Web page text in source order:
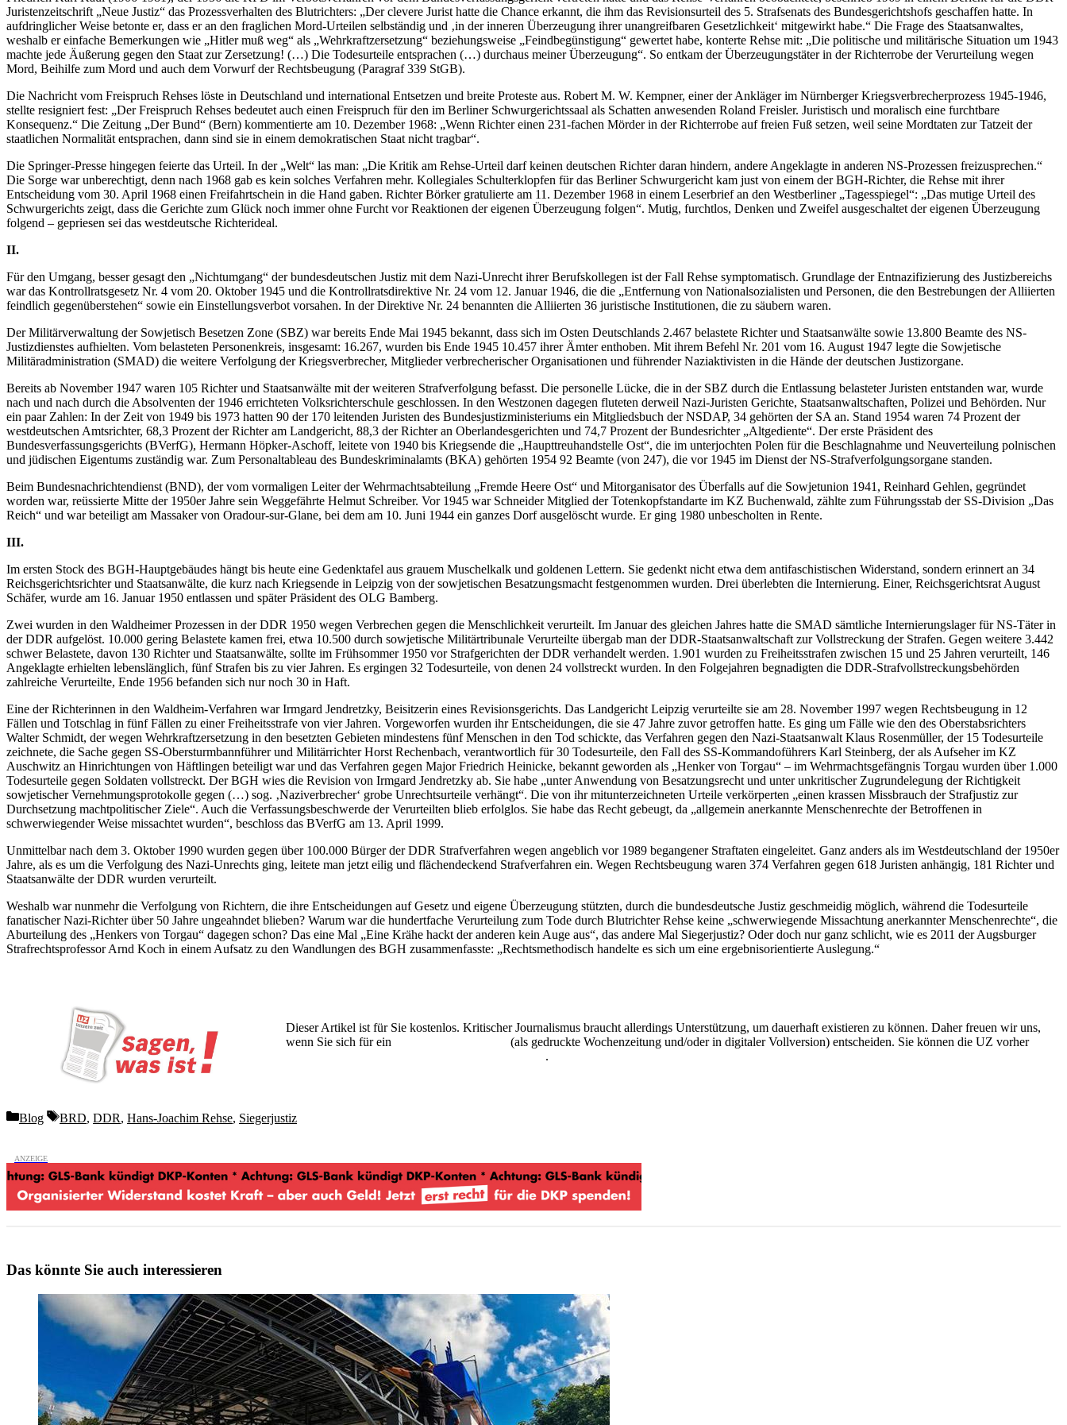
Juristenzeitschrift „Neue Justiz“ das Prozessverhalten des Blutrichters: „Der clevere Jurist hatte die Chance erkannt, die ihm das Revisionsurteil des 5. Strafsenats des Bundesgerichtshofs geschaffen hatte. In
aufdringlicher Weise betonte er, dass er an den fraglichen Mord-Urteilen selbständig und ‚in der inneren Überzeugung ihrer unangreifbaren Gesetzlichkeit‘ mitgewirkt habe.“ Die Frage des Staatsanwaltes,
weshalb er einfache Bemerkungen wie „Hitler muß weg“ als „Wehrkraftzersetzung“ beziehungsweise „Feindbegünstigung“ gewertet habe, konterte Rehse mit: „Die politische und militärische Situation um 1943
machte jede Äußerung gegen den Staat zur Zersetzung! (…) Die Todesurteile entsprachen (…) durchaus meiner Überzeugung“. So entkam der Überzeugungstäter in der Richterrobe der Verurteilung wegen
Mord, Beihilfe zum Mord und auch dem Vorwurf der Rechtsbeugung (Paragraf 339 StGB).
Die Nachricht vom Freispruch Rehses löste in Deutschland und international Entsetzen und breite Proteste aus. Robert M. W. Kempner, einer der Ankläger im Nürnberger Kriegsverbrecherprozess 1945-1946,
stellte resigniert fest: „Der Freispruch Rehses bedeutet auch einen Freispruch für den im Berliner Schwurgerichtssaal als Schatten anwesenden Roland Freisler. Juristisch und moralisch eine furchtbare
Konsequenz.“ Die Zeitung „Der Bund“ (Bern) kommentierte am 10. Dezember 1968: „Wenn Richter einen 231-fachen Mörder in der Richterrobe auf freien Fuß setzen, weil seine Mordtaten zur Tatzeit der
staatlichen Normalität entsprachen, dann sind sie in einem demokratischen Staat nicht tragbar“.
Die Springer-Presse hingegen feierte das Urteil. In der „Welt“ las man: „Die Kritik am Rehse-Urteil darf keinen deutschen Richter daran hindern, andere Angeklagte in anderen NS-Prozessen freizusprechen.“
Die Sorge war unberechtigt, denn nach 1968 gab es kein solches Verfahren mehr. Kollegiales Schulterklopfen für das Berliner Schwurgericht kam just von einem der BGH-Richter, die Rehse mit ihrer
Entscheidung vom 30. April 1968 einen Freifahrtschein in die Hand gaben. Richter Börker gratulierte am 11. Dezember 1968 in einem Leserbrief an den Westberliner „Tagesspiegel“: „Das mutige Urteil des
Schwurgerichts zeigt, dass die Gerichte zum Glück noch immer ohne Furcht vor Reaktionen der eigenen Überzeugung folgen“. Mutig, furchtlos, Denken und Zweifel ausgeschaltet der eigenen Überzeugung
folgend – gepriesen sei das westdeutsche Richterideal.
II.
Für den Umgang, besser gesagt den „Nichtumgang“ der bundesdeutschen Justiz mit dem Nazi-Unrecht ihrer Berufskollegen ist der Fall Rehse symptomatisch. Grundlage der Entnazifizierung des Justizbereichs
war das Kontrollratsgesetz Nr. 4 vom 20. Oktober 1945 und die Kontrollratsdirektive Nr. 24 vom 12. Januar 1946, die die „Entfernung von Nationalsozialisten und Personen, die den Bestrebungen der Alliierten
feindlich gegenüberstehen“ sowie ein Einstellungsverbot vorsahen. In der Direktive Nr. 24 benannten die Alliierten 36 juristische Institutionen, die zu säubern waren.
Der Militärverwaltung der Sowjetisch Besetzen Zone (SBZ) war bereits Ende Mai 1945 bekannt, dass sich im Osten Deutschlands 2.467 belastete Richter und Staatsanwälte sowie 13.800 Beamte des NS-
Justizdienstes aufhielten. Vom belasteten Personenkreis, insgesamt: 16.267, wurden bis Ende 1945 10.457 ihrer Ämter enthoben. Mit ihrem Befehl Nr. 201 vom 16. August 1947 legte die Sowjetische
Militäradministration (SMAD) die weitere Verfolgung der Kriegsverbrecher, Mitglieder verbrecherischer Organisationen und führender Naziaktivisten in die Hände der deutschen Justizorgane.
Bereits ab November 1947 waren 105 Richter und Staatsanwälte mit der weiteren Strafverfolgung befasst. Die personelle Lücke, die in der SBZ durch die Entlassung belasteter Juristen entstanden war, wurde
nach und nach durch die Absolventen der 1946 errichteten Volksrichterschule geschlossen. In den Westzonen dagegen fluteten derweil Nazi-Juristen Gerichte, Staatsanwaltschaften, Polizei und Behörden. Nur
ein paar Zahlen: In der Zeit von 1949 bis 1973 hatten 90 der 170 leitenden Juristen des Bundesjustizministeriums ein Mitgliedsbuch der NSDAP, 34 gehörten der SA an. Stand 1954 waren 74 Prozent der
westdeutschen Amtsrichter, 68,3 Prozent der Richter am Landgericht, 88,3 der Richter an Oberlandesgerichten und 74,7 Prozent der Bundesrichter „Altgediente“. Der erste Präsident des
Bundesverfassungsgerichts (BVerfG), Hermann Höpker-Aschoff, leitete von 1940 bis Kriegsende die „Haupttreuhandstelle Ost“, die im unterjochten Polen für die Beschlagnahme und Neuverteilung polnischen
und jüdischen Eigentums zuständig war. Zum Personaltableau des Bundeskriminalamts (BKA) gehörten 1954 92 Beamte (von 247), die vor 1945 im Dienst der NS-Strafverfolgungsorgane standen.
Beim Bundesnachrichtendienst (BND), der vom vormaligen Leiter der Wehrmachtsabteilung „Fremde Heere Ost“ und Mitorganisator des Überfalls auf die Sowjetunion 1941, Reinhard Gehlen, gegründet
worden war, reüssierte Mitte der 1950er Jahre sein Weggefährte Helmut Schreiber. Vor 1945 war Schneider Mitglied der Totenkopfstandarte im KZ Buchenwald, zählte zum Führungsstab der SS-Division „Das
Reich“ und war beteiligt am Massaker von Oradour-sur-Glane, bei dem am 10. Juni 1944 ein ganzes Dorf ausgelöscht wurde. Er ging 1980 unbescholten in Rente.
III.
Im ersten Stock des BGH-Hauptgebäudes hängt bis heute eine Gedenktafel aus grauem Muschelkalk und goldenen Lettern. Sie gedenkt nicht etwa dem antifaschistischen Widerstand, sondern erinnert an 34
Reichsgerichtsrichter und Staatsanwälte, die kurz nach Kriegsende in Leipzig von der sowjetischen Besatzungsmacht festgenommen wurden. Drei überlebten die Internierung. Einer, Reichsgerichtsrat August
Schäfer, wurde am 16. Januar 1950 entlassen und später Präsident des OLG Bamberg.
Zwei wurden in den Waldheimer Prozessen in der DDR 1950 wegen Verbrechen gegen die Menschlichkeit verurteilt. Im Januar des gleichen Jahres hatte die SMAD sämtliche Internierungslager für NS-Täter in
der DDR aufgelöst. 10.000 gering Belastete kamen frei, etwa 10.500 durch sowjetische Militärtribunale Verurteilte übergab man der DDR-Staatsanwaltschaft zur Vollstreckung der Strafen. Gegen weitere 3.442
schwer Belastete, davon 130 Richter und Staatsanwälte, sollte im Frühsommer 1950 vor Strafgerichten der DDR verhandelt werden. 1.901 wurden zu Freiheitsstrafen zwischen 15 und 25 Jahren verurteilt, 146
Angeklagte erhielten lebenslänglich, fünf Strafen bis zu vier Jahren. Es ergingen 32 Todesurteile, von denen 24 vollstreckt wurden. In den Folgejahren begnadigten die DDR-Strafvollstreckungsbehörden
zahlreiche Verurteilte, Ende 1956 befanden sich nur noch 30 in Haft.
Eine der Richterinnen in den Waldheim-Verfahren war Irmgard Jendretzky, Beisitzerin eines Revisionsgerichts. Das Landgericht Leipzig verurteilte sie am 28. November 1997 wegen Rechtsbeugung in 12
Fällen und Totschlag in fünf Fällen zu einer Freiheitsstrafe von vier Jahren. Vorgeworfen wurden ihr Entscheidungen, die sie 47 Jahre zuvor getroffen hatte. Es ging um Fälle wie den des Oberstabsrichters
Walter Schmidt, der wegen Wehrkraftzersetzung in den besetzten Gebieten mindestens fünf Menschen in den Tod schickte, das Verfahren gegen den Nazi-Staatsanwalt Klaus Rosenmüller, der 15 Todesurteile
zeichnete, die Sache gegen SS-Obersturmbannführer und Militärrichter Horst Rechenbach, verantwortlich für 30 Todesurteile, den Fall des SS-Kommandoführers Karl Steinberg, der als Aufseher im KZ
Auschwitz an Hinrichtungen von Häftlingen beteiligt war und das Verfahren gegen Major Friedrich Heinicke, bekannt geworden als „Henker von Torgau“ – im Wehrmachtsgefängnis Torgau wurden über 1.000
Todesurteile gegen Soldaten vollstreckt. Der BGH wies die Revision von Irmgard Jendretzky ab. Sie habe „unter Anwendung von Besatzungsrecht und unter unkritischer Zugrundelegung der Richtigkeit
sowjetischer Vernehmungsprotokolle gegen (…) sog. ‚Naziverbrecher‘ grobe Unrechtsurteile verhängt“. Die von ihr mitunterzeichneten Urteile verkörperten „einen krassen Missbrauch der Strafjustiz zur
Durchsetzung machtpolitischer Ziele“. Auch die Verfassungsbeschwerde der Verurteilten blieb erfolglos. Sie habe das Recht gebeugt, da „allgemein anerkannte Menschenrechte der Betroffenen in
schwerwiegender Weise missachtet wurden“, beschloss das BVerfG am 13. April 1999.
Unmittelbar nach dem 3. Oktober 1990 wurden gegen über 100.000 Bürger der DDR Strafverfahren wegen angeblich vor 1989 begangener Straftaten eingeleitet. Ganz anders als im Westdeutschland der 1950er
Jahre, als es um die Verfolgung des Nazi-Unrechts ging, leitete man jetzt eilig und flächendeckend Strafverfahren ein. Wegen Rechtsbeugung waren 374 Verfahren gegen 618 Juristen anhängig, 181 Richter und
Staatsanwälte der DDR wurden verurteilt.
Weshalb war nunmehr die Verfolgung von Richtern, die ihre Entscheidungen auf Gesetz und eigene Überzeugung stützten, durch die bundesdeutsche Justiz geschmeidig möglich, während die Todesurteile
fanatischer Nazi-Richter über 50 Jahre ungeahndet blieben? Warum war die hundertfache Verurteilung zum Tode durch Blutrichter Rehse keine „schwerwiegende Missachtung anerkannter Menschenrechte“, die
Aburteilung des „Henkers von Torgau“ dagegen schon? Das eine Mal „Eine Krähe hackt der anderen kein Auge aus“, das andere Mal Siegerjustiz? Oder doch nur ganz schlicht, wie es 2011 der Augsburger
Strafrechtsprofessor Arnd Koch in einem Aufsatz zu den Wandlungen des BGH zusammenfasste: „Rechtsmethodisch handelte es sich um eine ergebnisorientierte Auslegung.“
Dieser Artikel ist für Sie kostenlos. Kritischer Journalismus braucht allerdings Unterstützung, um dauerhaft existieren zu können. Daher freuen wir uns,
wenn Sie sich für ein
(als gedruckte Wochenzeitung und/oder in digitaler Vollversion) entscheiden. Sie können die UZ vorher
.
Categories
Blog Tags
BRD, DDR, Hans-Joachim Rehse, Siegerjustiz
Das könnte Sie auch interessieren